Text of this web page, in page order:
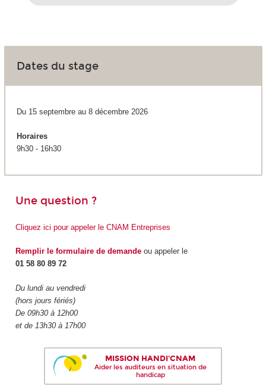
Dates du stage
Du 15 septembre au 8 décembre 2026
Horaires
9h30 - 16h30
Une question ?
Cliquez ici pour appeler le CNAM Entreprises
Remplir le formulaire de demandeou appeler le
01 58 80 89 72
Du lundi au vendredi
(hors jours fériés)
De 09h30 à 12h00
et de 13h30 à 17h00
MISSION HANDI'CNAM
Aider les auditeurs en situation de
handicap